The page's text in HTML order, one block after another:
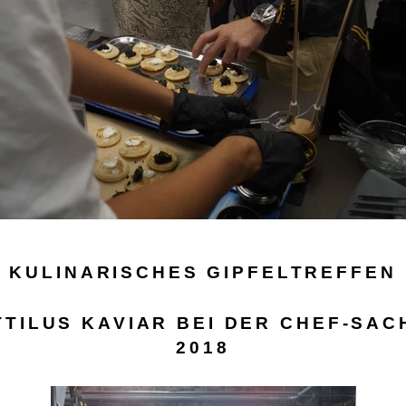
KULINARISCHES GIPFELTREFFEN
KAVIAR BEI DER CHEF-
2018